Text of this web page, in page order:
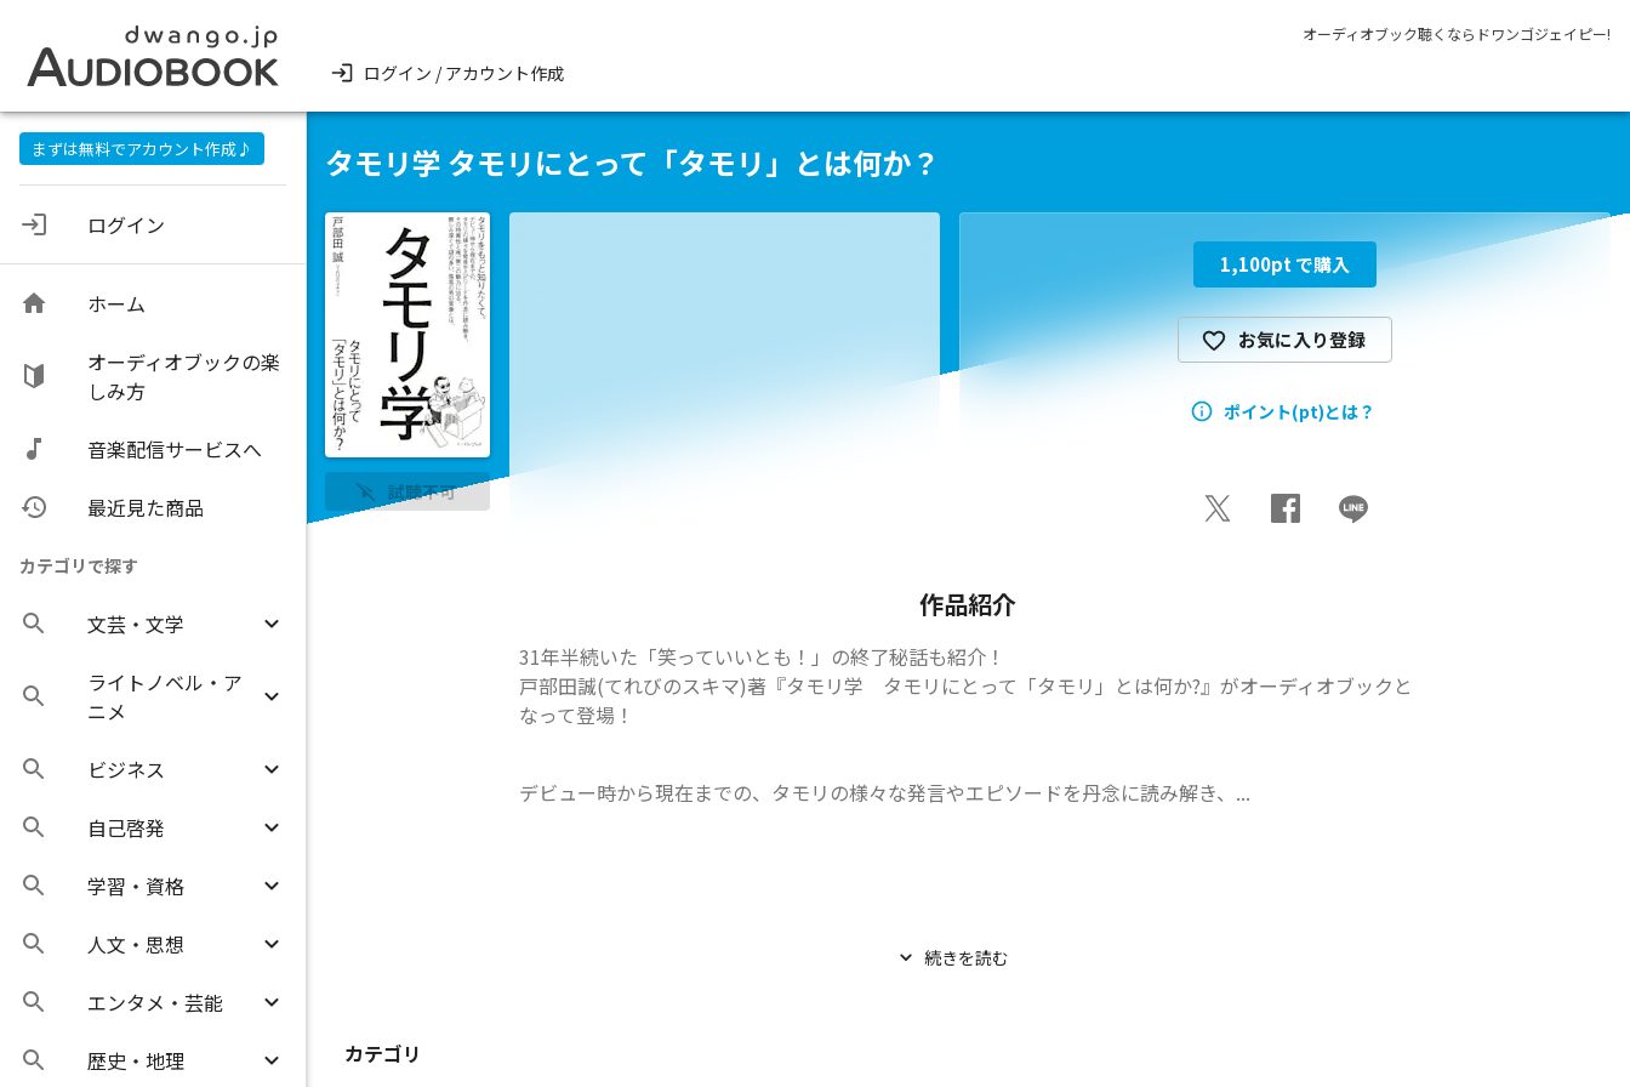
オーディオブック聴くならドワンゴジェイピー!
ログイン / アカウント作成
まずは無料でアカウント作成♪
ログイン
ホーム
オーディオブックの楽
しみ方
音楽配信サービスへ
最近見た商品
カテゴリで探す
文芸・文学
ライトノベル・ア
ニメ
ビジネス
自己啓発
学習・資格
人文・思想
エンタメ・芸能
歴史・地理
タモリ学 タモリにとって「タモリ」とは何か？
試聴不可
1,100pt で購入
お気に入り登録
ポイント(pt)とは？
作品紹介
31年半続いた「笑っていいとも！」の終了秘話も紹介！
戸部田誠(てれびのスキマ)著『タモリ学　タモリにとって「タモリ」とは何か?』がオーディオブックと
なって登場！
デビュー時から現在までの、タモリの様々な発言やエピソードを丹念に読み解き、...
続きを読む
カテゴリ